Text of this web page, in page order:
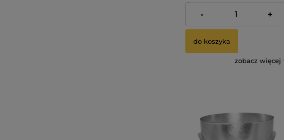
dostawy
Cena netto:
82,99 zł
- +
do koszyka
zobacz więcej